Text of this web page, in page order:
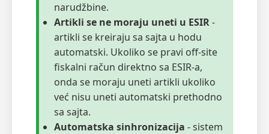
narudžbine.
Artikli se ne moraju uneti u ESIR-
artikli se kreiraju sa sajta u hodu
automatski. Ukoliko se pravi off-site
fiskalni račun direktno sa ESIR-a,
onda se moraju uneti artikli ukoliko
već nisu uneti automatski prethodno
sa sajta.
Automatska sinhronizacija - sistem